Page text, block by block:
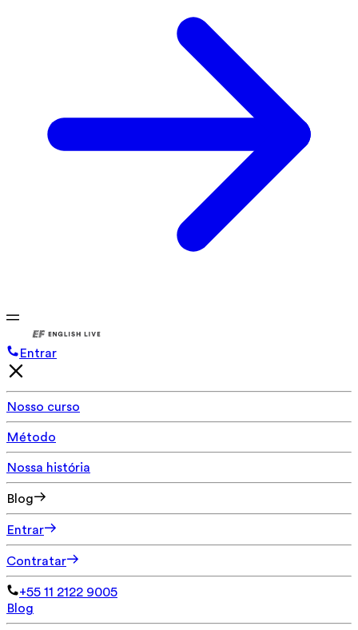
Entrar
Nosso curso
Método
Nossa história
Blog
Entrar
Contratar
+55 11 2122 9005
Blog